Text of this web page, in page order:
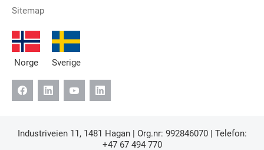
Sitemap
Norge Sverige
Industriveien 11, 1481 Hagan | Org.nr: 992846070 | Telefon:
+47 67 494 770